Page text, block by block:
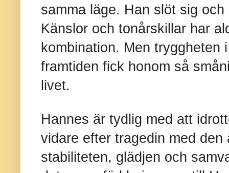
samma läge. Han slöt sig
Känslor och tonårskillar har
kombination. Men tryggheten
framtiden fick honom så
livet.
Hannes är tydlig med att
vidare efter tragedin med
stabiliteten, glädjen och